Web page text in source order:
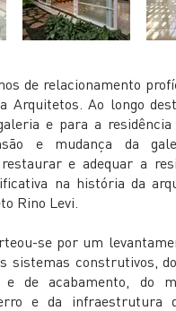
de relacionamento
Arquitetos. Ao longo
e para a
e mudança da
e adequar a
na história da
Rino Levi.
se por um
sistemas construtivos,
e de acabamento, do
e da infraestrutura